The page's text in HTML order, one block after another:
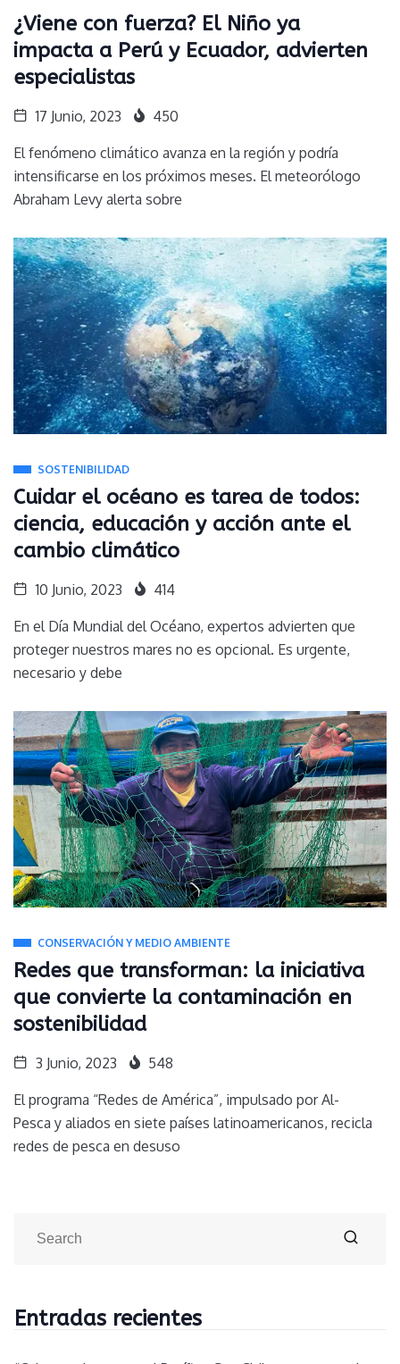
¿Viene con fuerza? El Niño ya
impacta a Perú y Ecuador, advierten
especialistas
17 Junio, 2023 450
El fenómeno climático avanza en la región y podría
intensificarse en los próximos meses. El meteorólogo
Abraham Levy alerta sobre
SOSTENIBILIDAD
Cuidar el océano es tarea de todos:
ciencia, educación y acción ante el
cambio climático
10 Junio, 2023 414
En el Día Mundial del Océano, expertos advierten que
proteger nuestros mares no es opcional. Es urgente,
necesario y debe
CONSERVACIÓN Y MEDIO AMBIENTE
Redes que transforman: la iniciativa
que convierte la contaminación en
sostenibilidad
3 Junio, 2023 548
El programa “Redes de América”, impulsado por Al-
Pesca y aliados en siete países latinoamericanos, recicla
redes de pesca en desuso
Entradas recientes